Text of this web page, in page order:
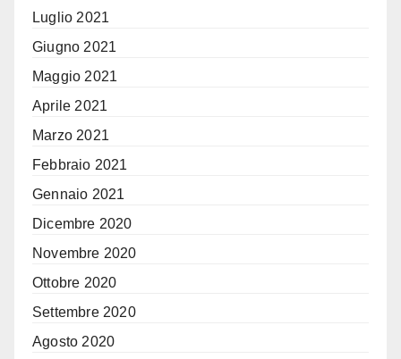
Luglio 2021
Giugno 2021
Maggio 2021
Aprile 2021
Marzo 2021
Febbraio 2021
Gennaio 2021
Dicembre 2020
Novembre 2020
Ottobre 2020
Settembre 2020
Agosto 2020